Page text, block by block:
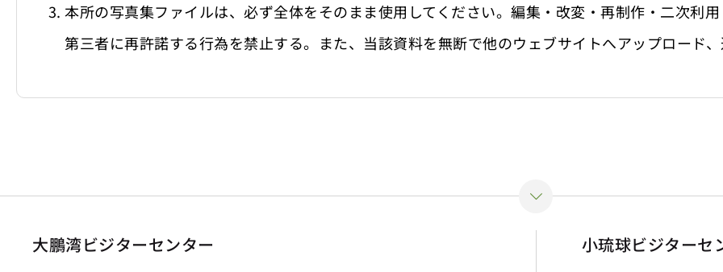
本所の写真集ファイルは、必ず全体をそのまま使用してください。編集・改変・再制作・二次利
第三者に再許諾する行為を禁止する。また、当該資料を無断で他のウェブサイトへアップロード
大鵬湾ビジターセンター 小琉球ビジターセ